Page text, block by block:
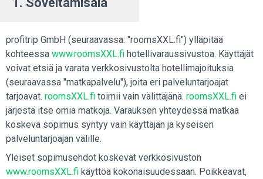
profitrip GmbH (seuraavassa: "roomsXXL.fi") ylläpitää
kohteessa www.roomsXXL.fi hotellivaraussivustoa. Käyttäjät
voivat etsiä ja varata verkkosivustolta hotellimajoituksia
(seuraavassa "matkapalvelu"), joita eri palveluntarjoajat
tarjoavat. roomsXXL.fi toimii vain välittäjänä. roomsXXL.fi ei
järjestä itse omia matkoja. Varauksen yhteydessä matkaa
koskeva sopimus syntyy vain käyttäjän ja kyseisen
palveluntarjoajan välille.
Yleiset sopimusehdot koskevat verkkosivuston
www.roomsXXL.fi käyttöä kokonaisuudessaan. Poikkeavat,